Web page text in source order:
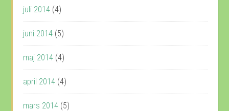
juli 2014 (4)
juni 2014 (5)
maj 2014 (4)
april 2014 (4)
mars 2014 (5)